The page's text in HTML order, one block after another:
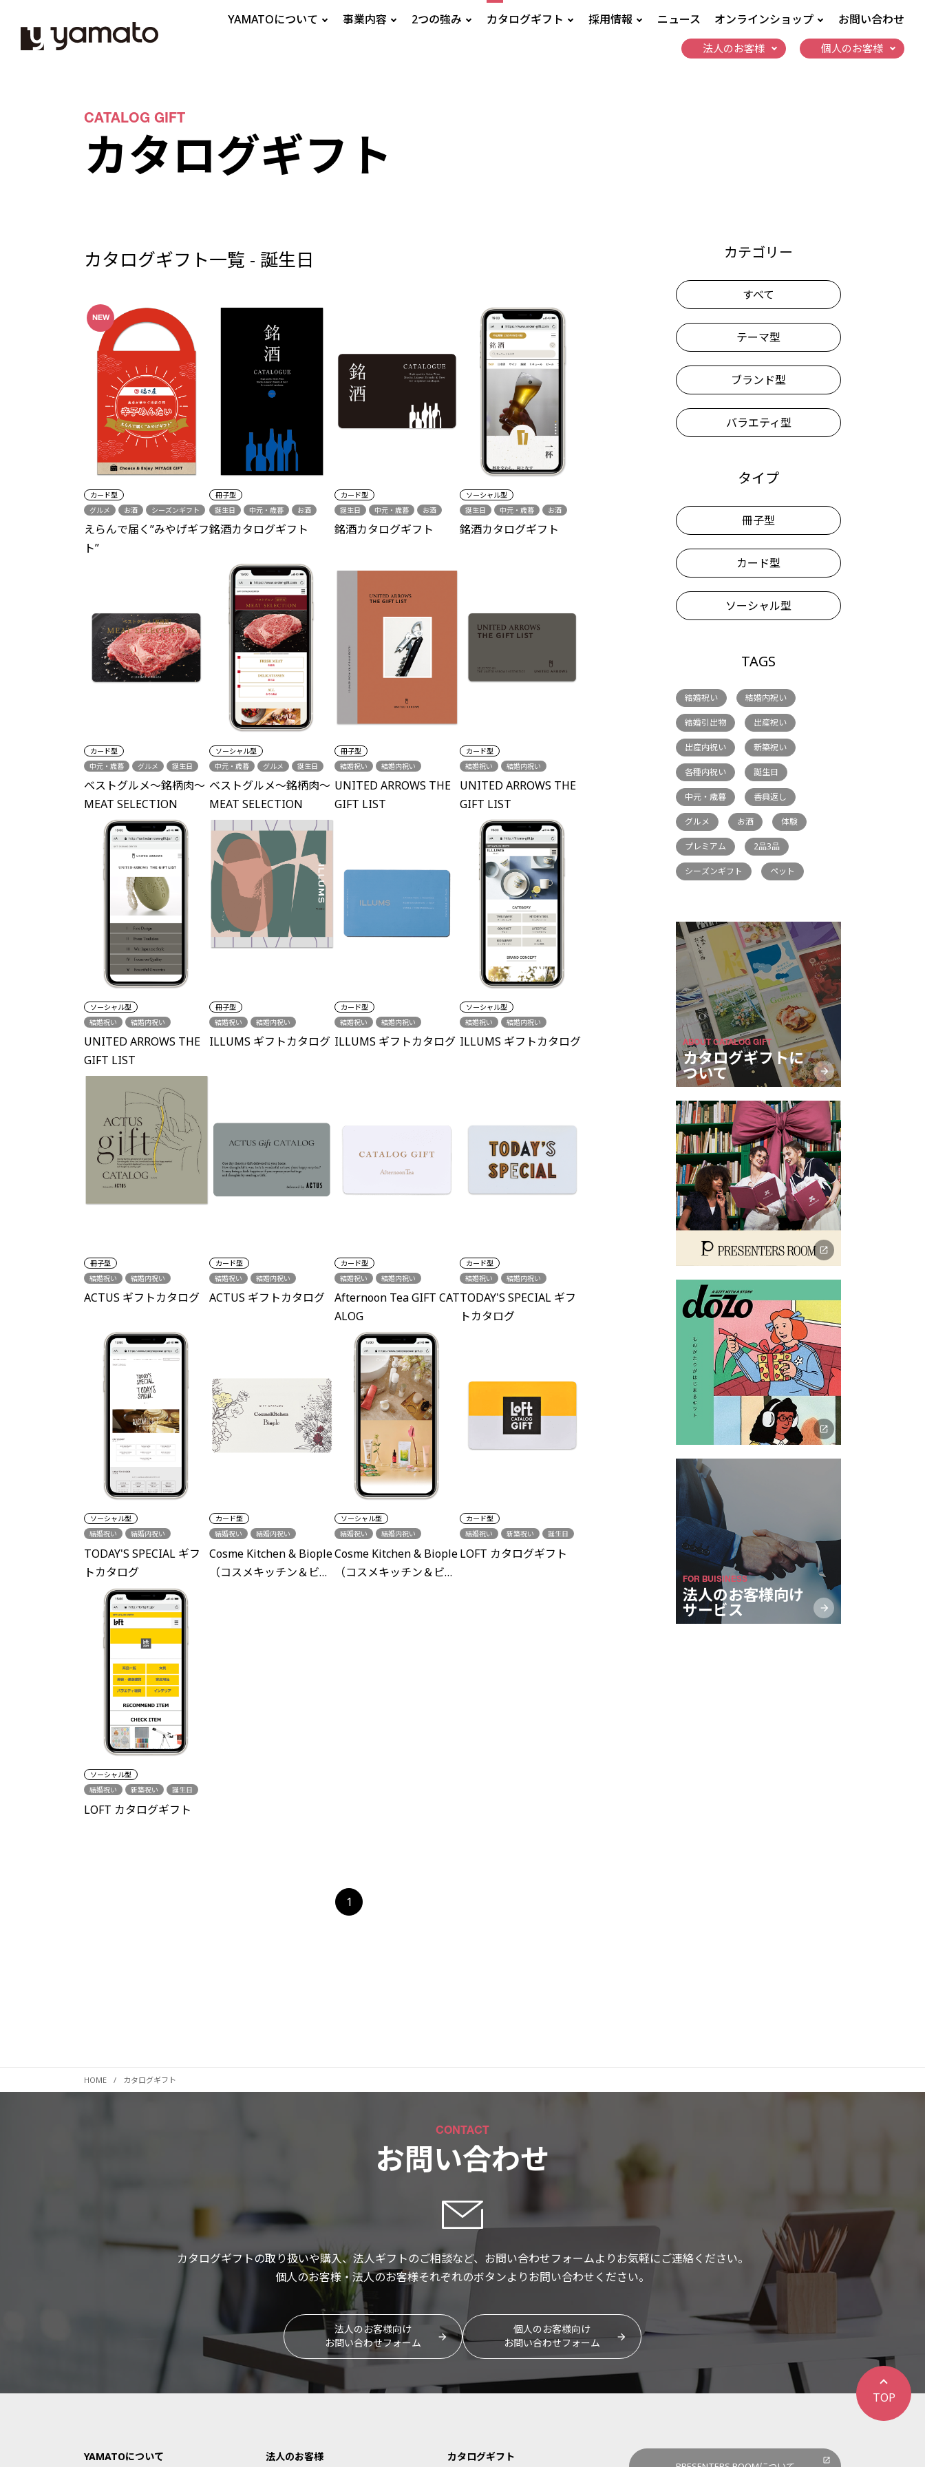
YAMATOについて 事業内容 2つの強み カタログギフト 採用情報 ニュース オンラインショップ お問い合わせ
法人のお客様 個人のお客様
CATALOG GIFT
カタログギフト
カタログギフト一覧 - 誕生日
NEW
カード型
グルメ
お酒
シーズンギフト
結婚祝い
結婚内祝い
結婚引出物
出産祝い
えらんで届く”みやげギフ
ト”
冊子型
誕生日
中元・歳暮
お酒
シーズンギフト
銘酒カタログギフト
カード型
誕生日
中元・歳暮
お酒
シーズンギフト
銘酒カタログギフト
ソーシャル型
誕生日
中元・歳暮 お酒
銘酒カタログギフト
カード型
中元・歳暮
グルメ
誕生日
シーズンギフト
ベストグルメ～銘柄肉～
MEAT SELECTION
ソーシャル型
中元・歳暮
グルメ 誕生日
ベストグルメ～銘柄肉～
MEAT SELECTION
冊子型
結婚祝い
結婚内祝い
各種内祝い
誕生日
UNITED ARROWS THE
GIFT LIST
カード型
結婚祝い
結婚内祝い
各種内祝い
誕生日
UNITED ARROWS THE
GIFT LIST
ソーシャル型
結婚祝い
結婚内祝い
各種内祝い
誕生日
UNITED ARROWS THE
GIFT LIST
冊子型
結婚祝い
結婚内祝い
新築祝い
各種内祝い 誕生日
ILLUMS ギフトカタログ
カード型
結婚祝い
結婚内祝い
新築祝い
各種内祝い 誕生日
ILLUMS ギフトカタログ
ソーシャル型
結婚祝い
結婚内祝い
新築祝い
各種内祝い 誕生日
ILLUMS ギフトカタログ
冊子型
結婚祝い
結婚内祝い
出産内祝い
新築祝い
ACTUS ギフトカタログ
カード型
結婚祝い
結婚内祝い
出産内祝い
新築祝い
ACTUS ギフトカタログ
カード型
結婚祝い
結婚内祝い
新築祝い
誕生日
Afternoon Tea GIFT CAT
ALOG
カード型
結婚祝い
結婚内祝い
各種内祝い
誕生日 グルメ
TODAY'S SPECIAL ギフ
トカタログ
ソーシャル型
結婚祝い
結婚内祝い
各種内祝い
誕生日 グルメ
TODAY'S SPECIAL ギフ
トカタログ
カード型
結婚祝い
結婚内祝い
新築祝い
各種内祝い 誕生日
Cosme Kitchen & Biople
（コスメキッチン＆ビー
ソーシャル型
結婚祝い
結婚内祝い
新築祝い
各種内祝い 誕生日
Cosme Kitchen & Biople
（コスメキッチン＆ビー
カード型
結婚祝い
新築祝い
誕生日
出産内祝い
各種内祝い
LOFT カタログギフト
ソーシャル型
結婚祝い
新築祝い
誕生日
出産内祝い
各種内祝い
LOFT カタログギフト
1
カテゴリー
すべて
テーマ型
ブランド型
バラエティ型
タイプ
冊子型
カード型
ソーシャル型
TAGS
結婚祝い 結婚内祝い
結婚引出物 出産祝い
出産内祝い 新築祝い
各種内祝い 誕生日
中元・歳暮 香典返し
グルメ お酒 体験
プレミアム 2品3品
シーズンギフト ペット
ABOUT CATALOG GIFT
カタログギフトに
ついて
FOR BUISINESS
法人のお客様向け
サービス
HOME カタログギフト
CONTACT
お問い合わせ
カタログギフトの取り扱いや購入、法人ギフトのご相談など、お問い合わせフォームよりお気軽にご連絡ください。
個人のお客様・法人のお客様それぞれのボタンよりお問い合わせください。
法人のお客様向け
お問い合わせフォーム
個人のお客様向け
お問い合わせフォーム
TOP
YAMATOについて 法人のお客様 カタログギフト